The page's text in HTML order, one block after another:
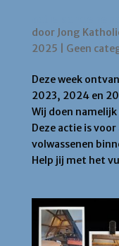
door Jong
2025
Geen
Deze week
2023, 2024 en
Wij doen
Deze actie is
volwassenen
Help jij met het